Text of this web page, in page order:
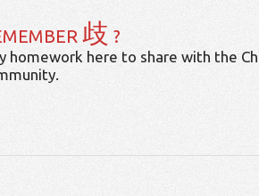
歧 ?
homework here to share with the